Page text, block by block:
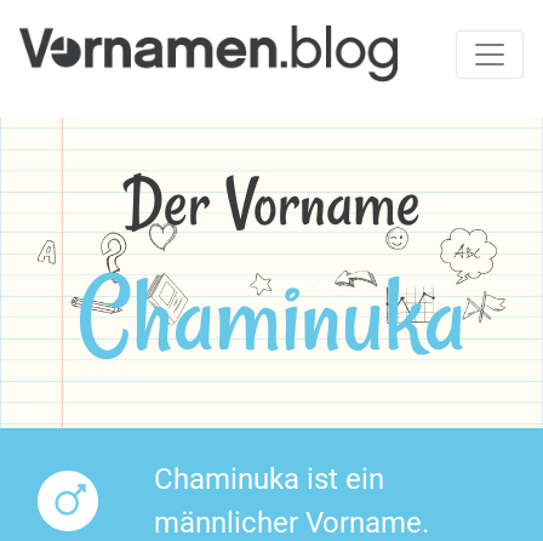
Der Vorname
Chaminuka
Chaminuka ist ein
männlicher Vorname.